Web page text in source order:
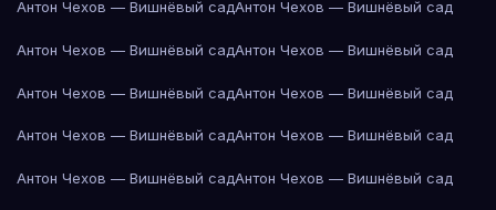
Антон Чехов — Вишнёвый садАнтон Чехов — Вишнёвый сад
Антон Чехов — Вишнёвый садАнтон Чехов — Вишнёвый сад
Антон Чехов — Вишнёвый садАнтон Чехов — Вишнёвый сад
Антон Чехов — Вишнёвый садАнтон Чехов — Вишнёвый сад
Антон Чехов — Вишнёвый садАнтон Чехов — Вишнёвый сад